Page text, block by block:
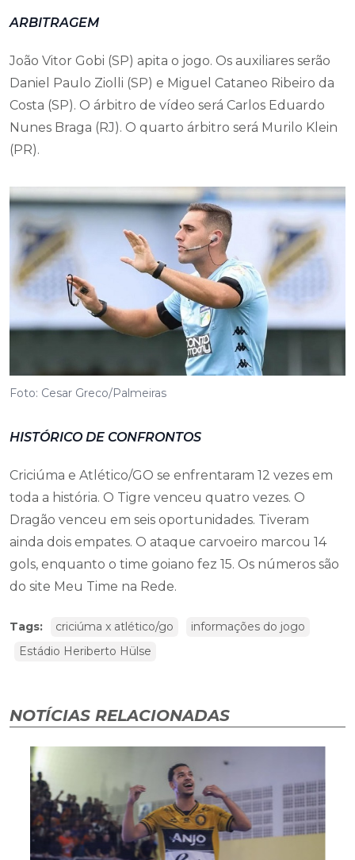
ARBITRAGEM
João Vitor Gobi (SP) apita o jogo. Os auxiliares serão
Daniel Paulo Ziolli (SP) e Miguel Cataneo Ribeiro da
Costa (SP). O árbitro de vídeo será Carlos Eduardo
Nunes Braga (RJ). O quarto árbitro será Murilo Klein
(PR).
Foto: Cesar Greco/Palmeiras
HISTÓRICO DE CONFRONTOS
Criciúma e Atlético/GO se enfrentaram 12 vezes em
toda a história. O Tigre venceu quatro vezes. O
Dragão venceu em seis oportunidades. Tiveram
ainda dois empates. O ataque carvoeiro marcou 14
gols, enquanto o time goiano fez 15. Os números são
do site Meu Time na Rede.
Tags: criciúma x atlético/go
informações do jogo
Estádio Heriberto Hülse
NOTÍCIAS RELACIONADAS